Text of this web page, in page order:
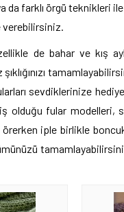
farklı örgü teknikleri
verebilirsiniz.
de bahar ve kış
sevdiklerinize
olduğu fular
örerken iple birlikle